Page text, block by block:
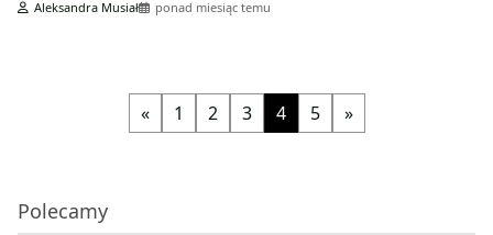
Aleksandra Musiał ponad miesiąc temu
« 1 2 3 4 5 »
Polecamy